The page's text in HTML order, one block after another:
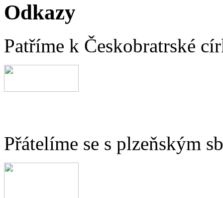
Odkazy
Patříme k Českobratrské
Přátelíme se s plzeňským